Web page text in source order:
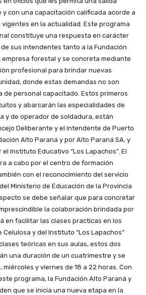
y con una capacitación calificada acorde a
en la actualidad. Este programa
constituye una respuesta en carácter
sus intendentes tanto a la Fundación
empresa forestal y se concreta mediante
profesional para brindar nuevas
donde estas demandas no son
de personal capacitado. Estos primeros
y abarcarán las especialidades de
y de operador de soldadura, están
Deliberante y el intendente de Puerto
Alto Paraná y por Alto Paraná SA, y
Instituto Educativo “Los Lapachos”. El
a cabo por el centro de formación
con el reconocimiento del servicio
Ministerio de Educación de la Provincia
se debe señalar que para concretar
la colaboración brindada por
en facilitar las clases practicas en los
y del Instituto “Los Lapachos”
teóricas en sus aulas, estos dos
una duración de un cuatrimestre y se
y viernes de 18 a 22 horas. Con
programa, la Fundación Alto Paraná y
que se inicia una nueva etapa en la